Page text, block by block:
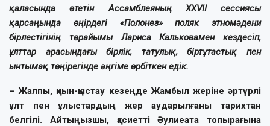
қаласында өтетін Ассамблеяның ХХVII cессиясы
қарсаңында өңірдегі «Полонез» поляк этномәдени
бірлестігінің төрайымы Лариса Кальковамен кездесіп,
ұлттар арасындағы бірлік, татулық, біртұтастық пен
ынтымақ төңірегінде әңгіме өрбіткен едік.
– Жалпы, қиын-қыстау кезеңде Жамбыл жеріне әртүрлі
ұлт пен ұлыстардың жер аударылғаны тарихтан
белгілі. Айтыңызшы, қасиетті Әулиеата топырағына